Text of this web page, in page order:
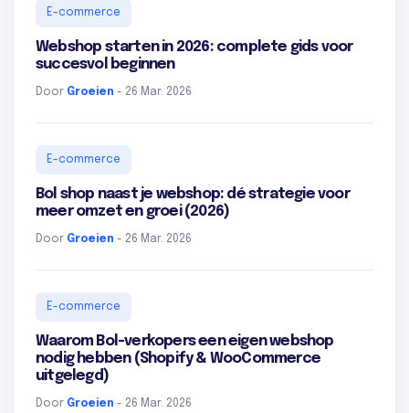
E-commerce
Webshop starten in 2026: complete gids voor
succesvol beginnen
Door Groeien - 26 Mar. 2026
E-commerce
Bol shop naast je webshop: dé strategie voor
meer omzet en groei (2026)
Door Groeien - 26 Mar. 2026
E-commerce
Waarom Bol-verkopers een eigen webshop
nodig hebben (Shopify & WooCommerce
uitgelegd)
Door Groeien - 26 Mar. 2026